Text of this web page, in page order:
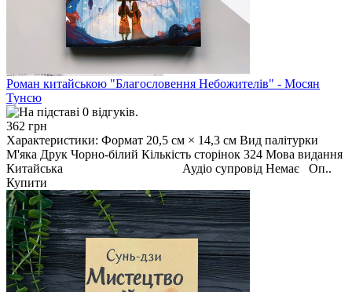
Роман китайською "Благословення Небожителів" - Мосян
Тунсю
362 грн
Характеристики: Формат 20,5 см × 14,3 см Вид палітурки
М'яка Друк Чорно-білий Кількість сторінок 324 Мова видання
Китайська Аудіо супровід Немає Оп..
Купити